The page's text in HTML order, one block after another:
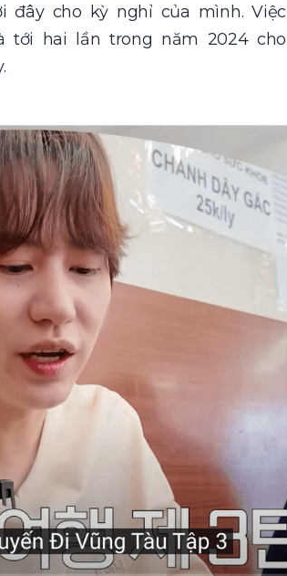
đây cho kỳ nghỉ của mình. Việc
tới hai lần trong năm 2024 cho